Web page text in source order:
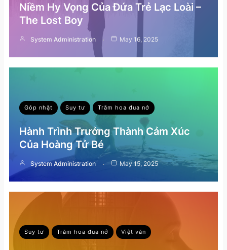
Niềm Hy Vọng Của Đứa Trẻ Lạc Loài –
The Lost Boy
System Administration May 16, 2025
Góp nhặt Suy tư Trăm hoa đua nở
Hành Trình Trưởng Thành Cảm Xúc
Của Hoàng Tử Bé
System Administration May 15, 2025
Suy tư Trăm hoa đua nở Việt văn